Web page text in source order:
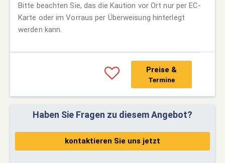
Bitte beachten Sie, das die Kaution vor Ort nur per EC-
Karte oder im Vorraus per Überweisung hinterlegt
werden kann.
Preise &
Termine
Haben Sie Fragen zu diesem Angebot?
kontaktieren Sie uns jetzt